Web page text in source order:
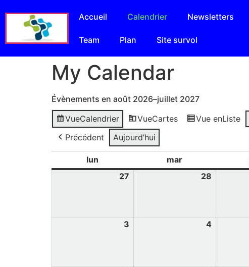
Accueil Calendrier Newsletters
Team Plan Site survol
My Calendar
Évènements en août 2026–juillet 2027
VueCalendrier VueCartes Vue enListe
Précédent
Aujourd’hui
lun mar
27
28
3 4